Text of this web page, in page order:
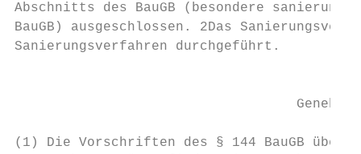
Abschnitts des BauGB (besondere
BauGB) ausgeschlossen. 2Das
Sanierungsverfahren durchgeführt.
(1) Die Vorschriften des § 144 BauGB über